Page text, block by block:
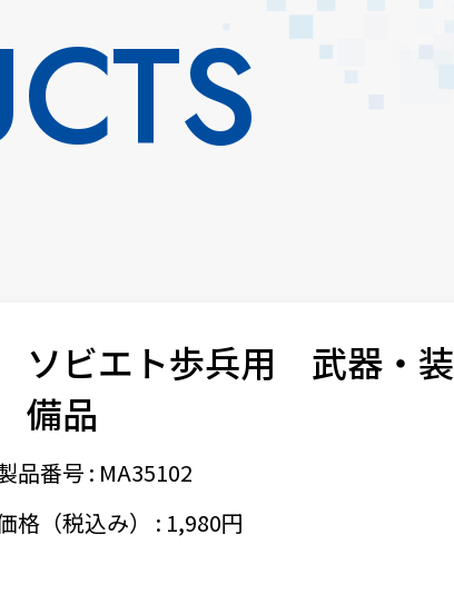
ソビエト歩兵用 武器・装
備品
品番号 : MA35102
格（税込み） : 1,980円